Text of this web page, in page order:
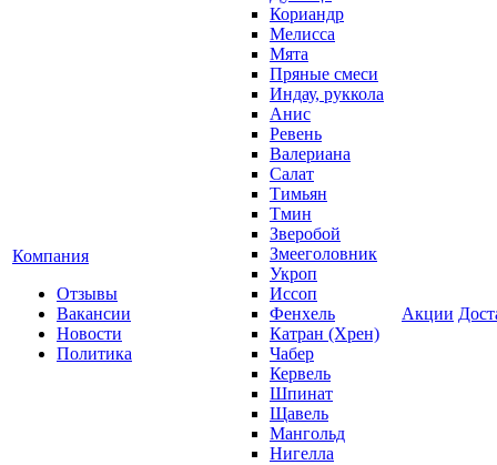
Компания
Отзывы
Вакансии
Новости
Политика
Кориандр
Мелисса
Мята
Пряные смеси
Индау, руккола
Анис
Ревень
Валериана
Салат
Тимьян
Тмин
Зверобой
Змееголовник
Укроп
Иссоп
Фенхель
Катран (Хрен)
Чабер
Кервель
Шпинат
Щавель
Мангольд
Нигелла
Акции